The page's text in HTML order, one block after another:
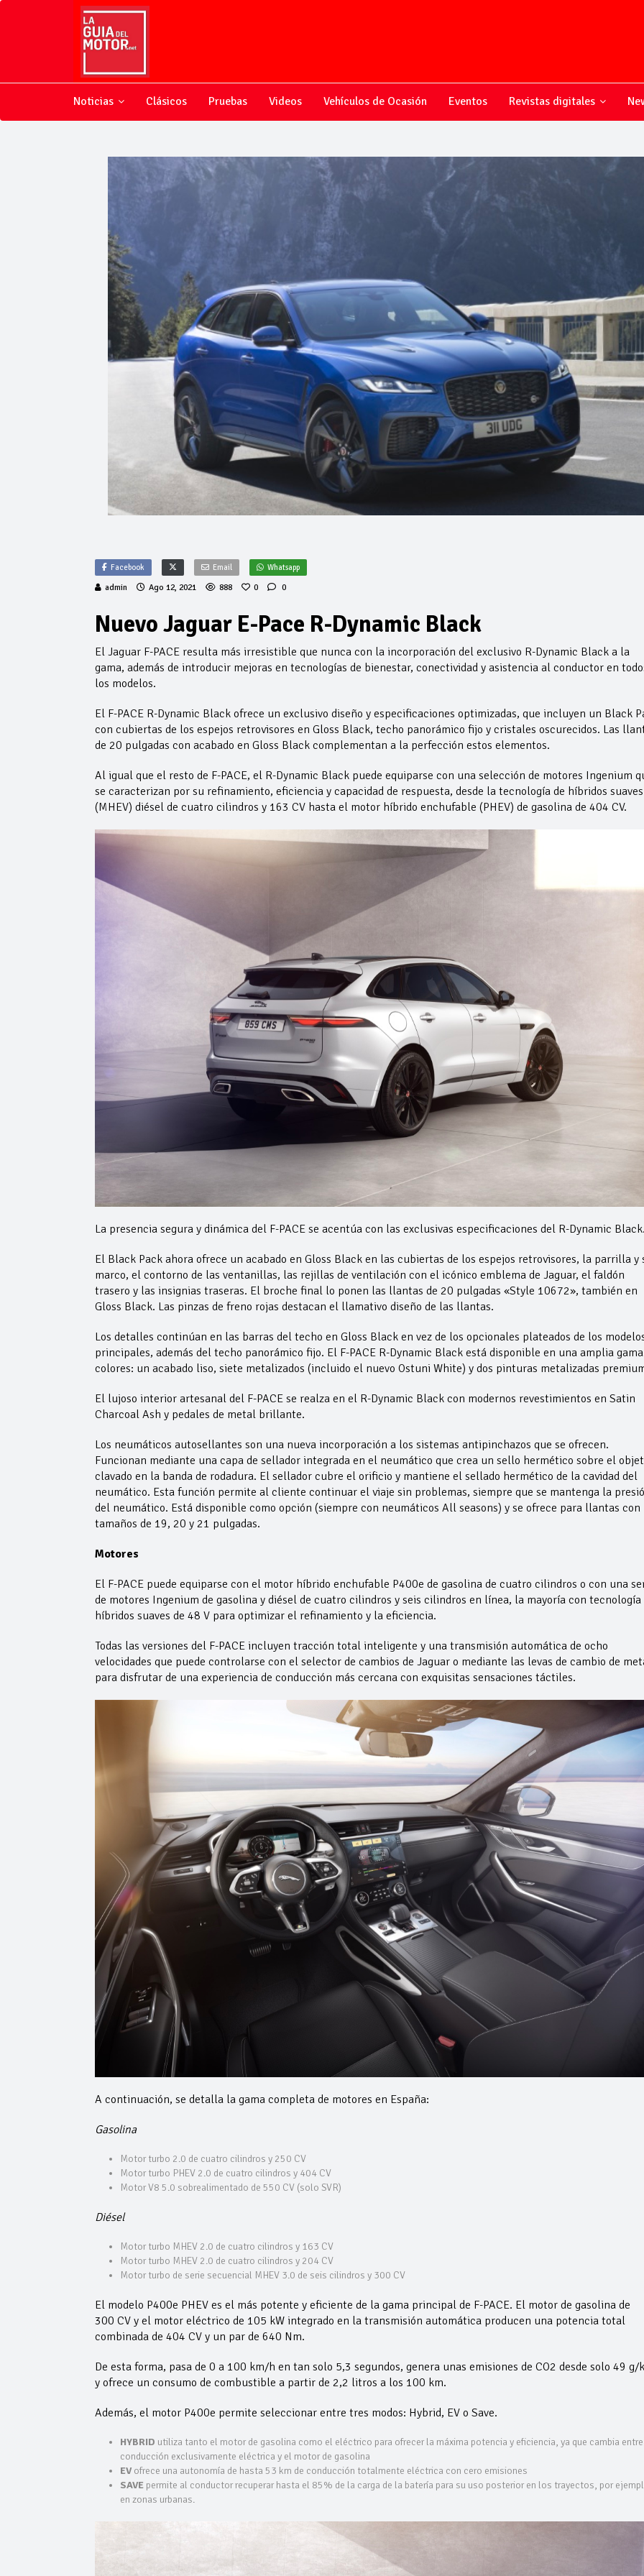
Noticias Clásicos Pruebas Videos Vehículos de Ocasión Eventos Revistas digitales
Facebook Email Whatsapp
admin Ago 12, 2021 888 0 0
Nuevo Jaguar E-Pace R-Dynamic Black
El Jaguar F-PACE resulta más irresistible que nunca con la incorporación del exclusivo R-Dynamic Black a la
gama, además de introducir mejoras en tecnologías de bienestar, conectividad y asistencia al conductor en
los modelos.
El F-PACE R-Dynamic Black ofrece un exclusivo diseño y especificaciones optimizadas, que incluyen un Black
con cubiertas de los espejos retrovisores en Gloss Black, techo panorámico fijo y cristales oscurecidos. Las
de 20 pulgadas con acabado en Gloss Black complementan a la perfección estos elementos.
Al igual que el resto de F-PACE, el R-Dynamic Black puede equiparse con una selección de motores Ingenium
se caracterizan por su refinamiento, eficiencia y capacidad de respuesta, desde la tecnología de híbridos suaves
(MHEV) diésel de cuatro cilindros y 163 CV hasta el motor híbrido enchufable (PHEV) de gasolina de 404 CV.
La presencia segura y dinámica del F-PACE se acentúa con las exclusivas especificaciones del R-Dynamic
El Black Pack ahora ofrece un acabado en Gloss Black en las cubiertas de los espejos retrovisores, la parrilla y
marco, el contorno de las ventanillas, las rejillas de ventilación con el icónico emblema de Jaguar, el faldón
trasero y las insignias traseras. El broche final lo ponen las llantas de 20 pulgadas «Style 10672», también en
Gloss Black. Las pinzas de freno rojas destacan el llamativo diseño de las llantas.
Los detalles continúan en las barras del techo en Gloss Black en vez de los opcionales plateados de los
principales, además del techo panorámico fijo. El F-PACE R-Dynamic Black está disponible en una amplia
colores: un acabado liso, siete metalizados (incluido el nuevo Ostuni White) y dos pinturas metalizadas
El lujoso interior artesanal del F-PACE se realza en el R-Dynamic Black con modernos revestimientos en Satin
Charcoal Ash y pedales de metal brillante.
Los neumáticos autosellantes son una nueva incorporación a los sistemas antipinchazos que se ofrecen.
Funcionan mediante una capa de sellador integrada en el neumático que crea un sello hermético sobre el
clavado en la banda de rodadura. El sellador cubre el orificio y mantiene el sellado hermético de la cavidad del
neumático. Esta función permite al cliente continuar el viaje sin problemas, siempre que se mantenga la
del neumático. Está disponible como opción (siempre con neumáticos All seasons) y se ofrece para llantas con
tamaños de 19, 20 y 21 pulgadas.
Motores
El F-PACE puede equiparse con el motor híbrido enchufable P400e de gasolina de cuatro cilindros o con una
de motores Ingenium de gasolina y diésel de cuatro cilindros y seis cilindros en línea, la mayoría con tecnología
híbridos suaves de 48 V para optimizar el refinamiento y la eficiencia.
Todas las versiones del F-PACE incluyen tracción total inteligente y una transmisión automática de ocho
velocidades que puede controlarse con el selector de cambios de Jaguar o mediante las levas de cambio de
para disfrutar de una experiencia de conducción más cercana con exquisitas sensaciones táctiles.
A continuación, se detalla la gama completa de motores en España:
Gasolina
Motor turbo 2.0 de cuatro cilindros y 250 CV
Motor turbo PHEV 2.0 de cuatro cilindros y 404 CV
Motor V8 5.0 sobrealimentado de 550 CV (solo SVR)
Diésel
Motor turbo MHEV 2.0 de cuatro cilindros y 163 CV
Motor turbo MHEV 2.0 de cuatro cilindros y 204 CV
Motor turbo de serie secuencial MHEV 3.0 de seis cilindros y 300 CV
El modelo P400e PHEV es el más potente y eficiente de la gama principal de F-PACE. El motor de gasolina de
300 CV y el motor eléctrico de 105 kW integrado en la transmisión automática producen una potencia total
combinada de 404 CV y un par de 640 Nm.
De esta forma, pasa de 0 a 100 km/h en tan solo 5,3 segundos, genera unas emisiones de CO2 desde solo 49 g/
y ofrece un consumo de combustible a partir de 2,2 litros a los 100 km.
Además, el motor P400e permite seleccionar entre tres modos: Hybrid, EV o Save.
HYBRID utiliza tanto el motor de gasolina como el eléctrico para ofrecer la máxima potencia y eficiencia, ya que cambia entre
conducción exclusivamente eléctrica y el motor de gasolina
EV ofrece una autonomía de hasta 53 km de conducción totalmente eléctrica con cero emisiones
SAVEpermite al conductor recuperar hasta el 85% de la carga de la batería para su uso posterior en los trayectos, por
en zonas urbanas.